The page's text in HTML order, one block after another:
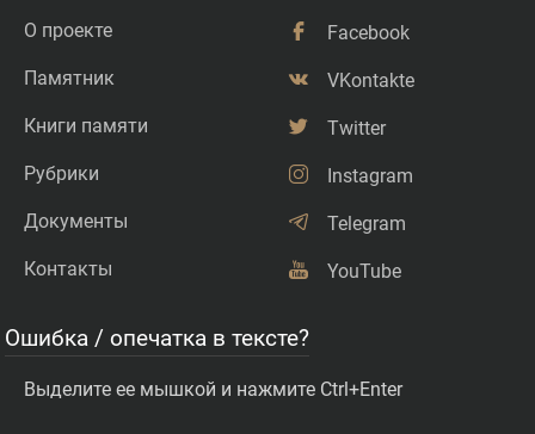
О проекте
Памятник
Книги памяти
Рубрики
Документы
Контакты
Facebook
VKontakte
Twitter
Instagram
Telegram
YouTube
Ошибка / опечатка в тексте?
Выделите ее мышкой и нажмите Ctrl+Enter